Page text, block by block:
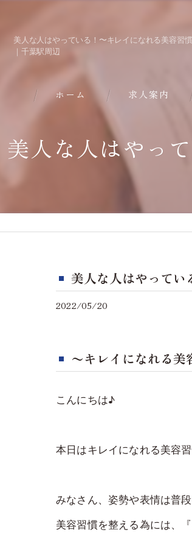
美人な人はやっている！〜キレイになれる美容習
｜千葉駅周辺
ホーム 求人案内
美人な人はやっ
美人な人はやって
2022/05/20
〜キレイになれる
こんにちは♪
本日はキレイになれる美容
みなさん、姿勢や表情は普
美容習慣を整える為には、